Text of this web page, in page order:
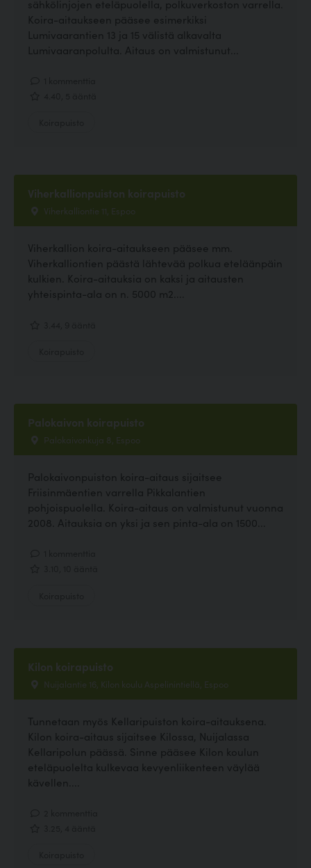
sähkölinjojen eteläpuolella, polkuverkoston varrella.
Koira-aitaukseen pääsee esimerkiksi
Lumivaarantien 13 ja 15 välistä alkavalta
Lumivaaranpolulta. Aitaus on valmistunut...
Viherkallionpuiston koirapuisto
Viherkalliontie 11, Espoo
Viherkallion koira-aitaukseen pääsee mm.
Viherkalliontien päästä lähtevää polkua eteläänpäin
kulkien. Koira-aitauksia on kaksi ja aitausten
yhteispinta-ala on n. 5000 m2....
Palokaivon koirapuisto
Palokaivonkuja 8, Espoo
Palokaivonpuiston koira-aitaus sijaitsee
Friisinmäentien varrella Pikkalantien
pohjoispuolella. Koira-aitaus on valmistunut vuonna
2008. Aitauksia on yksi ja sen pinta-ala on 1500...
Kilon koirapuisto
Nuijalantie 16, Kilon koulu Aspelinintiellä, Espoo
Tunnetaan myös Kellaripuiston koira-aitauksena.
Kilon koira-aitaus sijaitsee Kilossa, Nuijalassa
Kellaripolun päässä. Sinne pääsee Kilon koulun
eteläpuolelta kulkevaa kevyenliikenteen väylää
kävellen....